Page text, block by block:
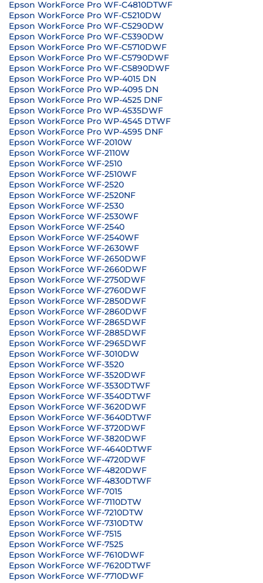
Epson WorkForce Pro WF-C4810DTWF
Epson WorkForce Pro WF-C5210DW
Epson WorkForce Pro WF-C5290DW
Epson WorkForce Pro WF-C5390DW
Epson WorkForce Pro WF-C5710DWF
Epson WorkForce Pro WF-C5790DWF
Epson WorkForce Pro WF-C5890DWF
Epson WorkForce Pro WP-4015 DN
Epson WorkForce Pro WP-4095 DN
Epson WorkForce Pro WP-4525 DNF
Epson WorkForce Pro WP-4535DWF
Epson WorkForce Pro WP-4545 DTWF
Epson WorkForce Pro WP-4595 DNF
Epson WorkForce WF-2010W
Epson WorkForce WF-2110W
Epson WorkForce WF-2510
Epson WorkForce WF-2510WF
Epson WorkForce WF-2520
Epson WorkForce WF-2520NF
Epson WorkForce WF-2530
Epson WorkForce WF-2530WF
Epson WorkForce WF-2540
Epson WorkForce WF-2540WF
Epson WorkForce WF-2630WF
Epson WorkForce WF-2650DWF
Epson WorkForce WF-2660DWF
Epson WorkForce WF-2750DWF
Epson WorkForce WF-2760DWF
Epson WorkForce WF-2850DWF
Epson WorkForce WF-2860DWF
Epson WorkForce WF-2865DWF
Epson WorkForce WF-2885DWF
Epson WorkForce WF-2965DWF
Epson WorkForce WF-3010DW
Epson WorkForce WF-3520
Epson WorkForce WF-3520DWF
Epson WorkForce WF-3530DTWF
Epson WorkForce WF-3540DTWF
Epson WorkForce WF-3620DWF
Epson WorkForce WF-3640DTWF
Epson WorkForce WF-3720DWF
Epson WorkForce WF-3820DWF
Epson WorkForce WF-4640DTWF
Epson WorkForce WF-4720DWF
Epson WorkForce WF-4820DWF
Epson WorkForce WF-4830DTWF
Epson WorkForce WF-7015
Epson WorkForce WF-7110DTW
Epson WorkForce WF-7210DTW
Epson WorkForce WF-7310DTW
Epson WorkForce WF-7515
Epson WorkForce WF-7525
Epson WorkForce WF-7610DWF
Epson WorkForce WF-7620DTWF
Epson WorkForce WF-7710DWF